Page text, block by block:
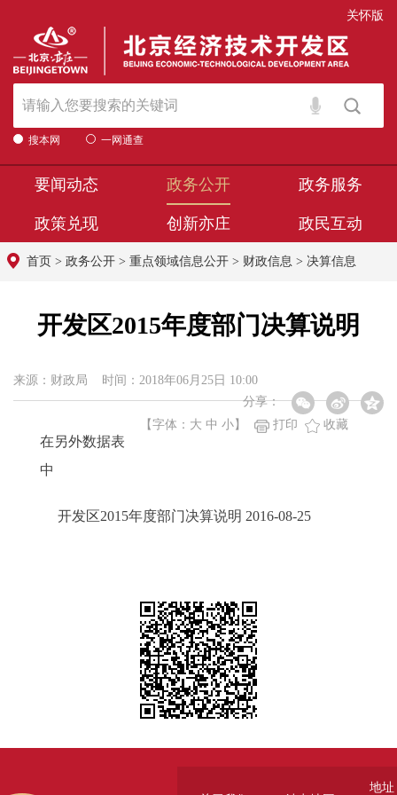
关怀版
搜本网 一网通查
要闻动态 政务公开 政务服务
政策兑现 创新亦庄 政民互动
首页 > 政务公开 > 重点领域信息公开 > 财政信息 > 决算信息
开发区2015年度部门决算说明
来源：财政局 时间：2018年06月25日 10:00
分享：
【字体： 大 中 小 】 打印 收藏
在另外数据表
中
开发区2015年度部门决算说明 2016-08-25
地址